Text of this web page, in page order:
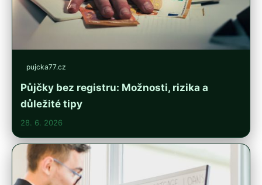
pujcka77.cz
Půjčky bez registru: Možnosti, rizika a
důležité tipy
28. 6. 2026